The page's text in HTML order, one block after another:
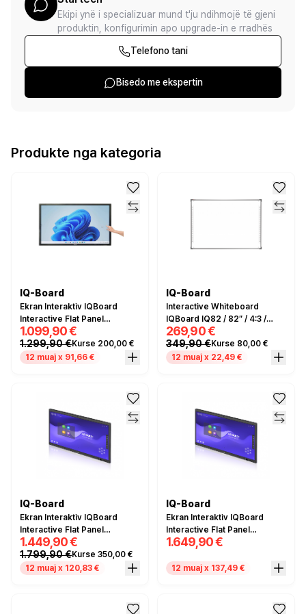
Ekipi ynë i specializuar mund t'ju ndihmojë të gjeni
produktin, konfigurimin apo upgrade-in e rradhës
Telefono tani
Bisedo me ekspertin
Produkte nga kategoria
IQ-Board
Ekran Interaktiv IQBoard
Interactive Flat Panel
TE1200U / 75″ / Android 12 /
4GB RAM + 32GB ROM / 4K
UHD / Infrared / Multi‑Touch –
1.099,90 €
1.299,90 €Kurse 200,00 €
12 muaj x 91,66 €
IQ-Board
Interactive Whiteboard
IQBoard IQ82 / 82″ / 4:3 /
Infrared / 10–20 Touch Points
/ 18 Hotkeys / Rezolucion
32768×32768
269,90 €
349,90 €Kurse 80,00 €
12 muaj x 22,49 €
IQ-Board
Ekran Interaktiv IQBoard
Interactive Flat Panel
TE1200U / 86″/ Android 12 /
4GB RAM + 32GB ROM / 4K
UHD / Infrared / Multi‑Touch –
1.449,90 €
1.799,90 €Kurse 350,00 €
12 muaj x 120,83 €
IQ-Board
Ekran Interaktiv IQBoard
Interactive Flat Panel
TE1200U / 86"/ Android 12 /
UHD / Infrared / Multi‑Touch -
1.649,90 €
12 muaj x 137,49 €